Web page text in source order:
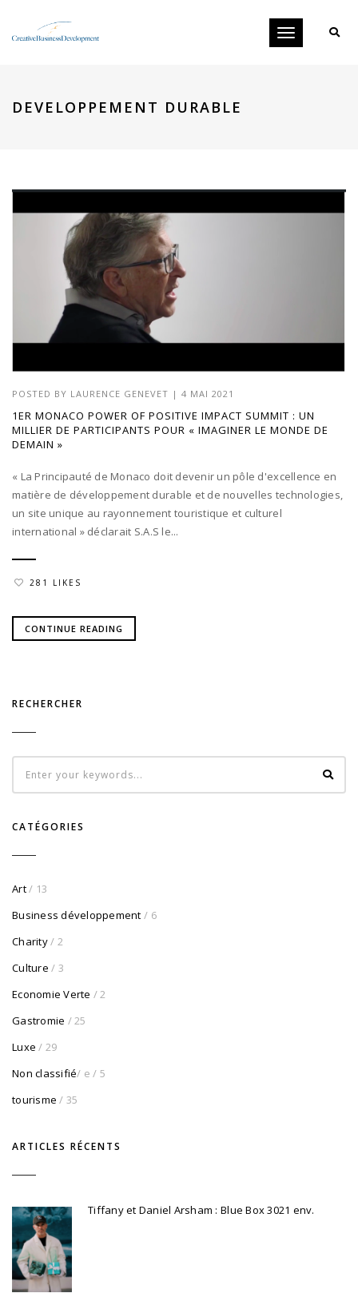
Toggle
DEVELOPPEMENT DURABLE
POSTED BY LAURENCE GENEVET | 4 MAI 2021
1ER MONACO POWER OF POSITIVE IMPACT SUMMIT : UN
MILLIER DE PARTICIPANTS POUR « IMAGINER LE MONDE DE
DEMAIN »
« La Principauté de Monaco doit devenir un pôle d'excellence en
matière de développement durable et de nouvelles technologies,
un site unique au rayonnement touristique et culturel
international » déclarait S.A.S le...
281 LIKES
CONTINUE READING
RECHERCHER
CATÉGORIES
Art/ 13
Business développement / 6
Charity/ 2
Culture / 3
Economie Verte / 2
Gastromie / 25
Luxe / 29
Non classifié/ e / 5
tourisme / 35
ARTICLES RÉCENTS
Tiffany et Daniel Arsham : Blue Box 3021 env.